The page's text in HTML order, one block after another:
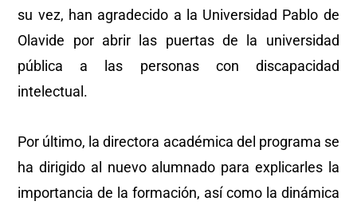
su vez, han agradecido a la Universidad Pablo de
Olavide por abrir las puertas de la universidad
pública a las personas con discapacidad
intelectual.
Por último, la directora académica del programa se
ha dirigido al nuevo alumnado para explicarles la
importancia de la formación, así como la dinámica